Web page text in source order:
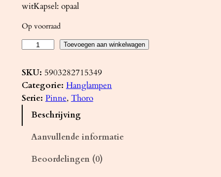
witKapsel: opaal
Op voorraad
n
g
l
Toevoegen aan winkelwagen
SKU: 5903282715349
Categorie: Hanglampen
Serie: Pinne, Thoro
Beschrijving
Aanvullende informatie
Beoordelingen (0)